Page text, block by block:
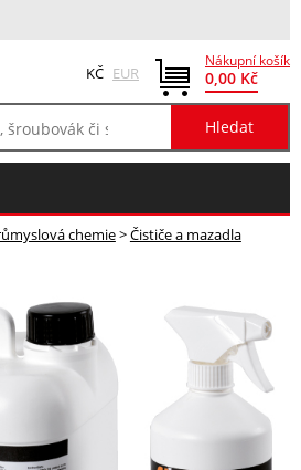
Nákupní košík
0,00 Kč
KČ EUR
chemie>Čističe a mazadla